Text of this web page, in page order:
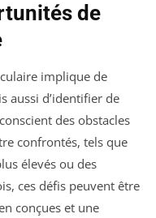
de
implique de
aussi d’identifier de
des obstacles
confrontés, tels que
élevés ou des
ces défis peuvent être
conçues et une